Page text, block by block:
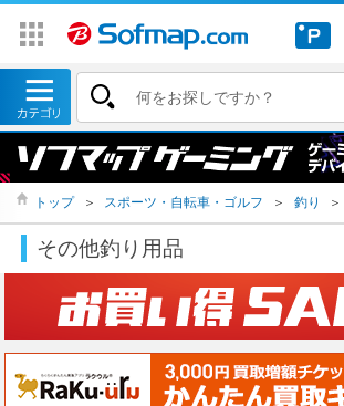
トップ ＞ スポーツ・自転車・ゴルフ ＞ 釣り ＞
その他釣り用品